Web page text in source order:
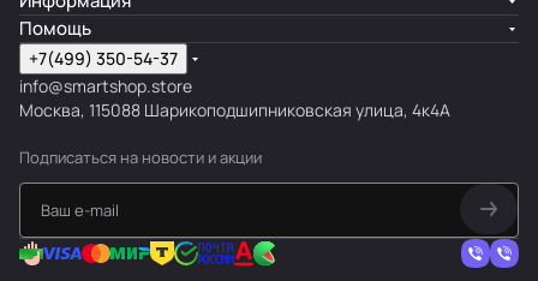
Помощь
+7(499) 350-54-37
info@smartshop.store
Москва, 115088 Шарикоподшипниковская улица, 4к4А
Подписаться на новости и акции